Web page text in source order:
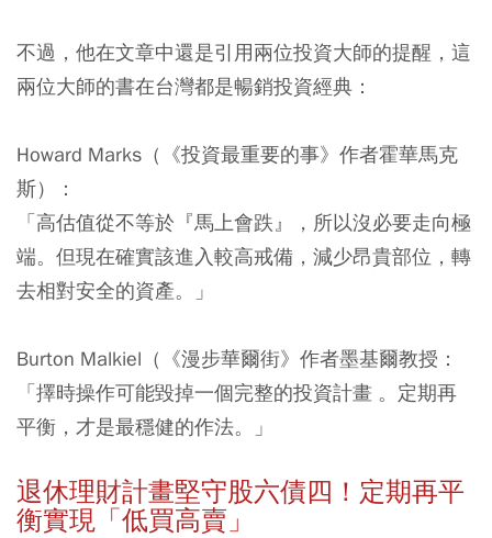
不過，他在文章中還是引用兩位投資大師的提醒，這
兩位大師的書在台灣都是暢銷投資經典：
Howard Marks（《投資最重要的事》作者霍華馬克
斯）：
「高估值從不等於『馬上會跌』，所以沒必要走向極
端。但現在確實該進入較高戒備，減少昂貴部位，轉
去相對安全的資產。」
Burton Malkiel（《漫步華爾街》作者墨基爾教授：
「擇時操作可能毀掉一個完整的投資計畫 。定期再
平衡，才是最穩健的作法。」
退休理財計畫堅守股六債四！定期再平
衡實現「低買高賣」